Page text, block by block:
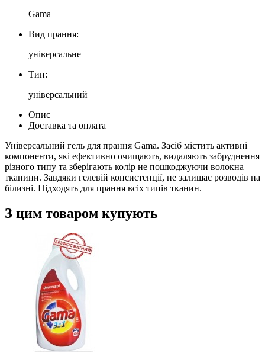
Gama
Вид прання:
універсальне
Тип:
універсальний
Опис
Доставка та оплата
Універсальний гель для прання Gama. Засіб містить активні
компоненти, які ефективно очищають, видаляють забруднення
різного типу та зберігають колір не пошкоджуючи волокна
тканини. Завдяки гелевій консистенції, не залишає розводів на
білизні. Підходять для прання всіх типів тканин.
З цим товаром купують